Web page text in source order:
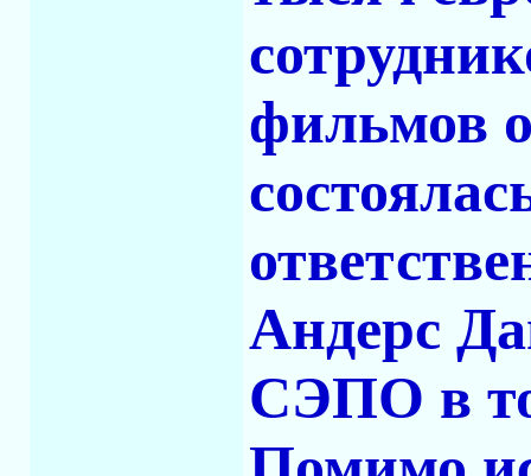
фильмов
Андерс
СЭПО в